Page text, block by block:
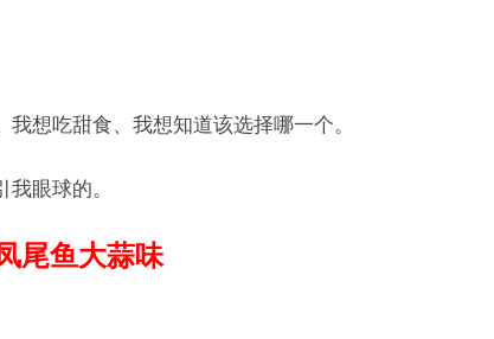
想吃甜食、我想知道该选择哪一个。
眼球的。
尾鱼大蒜味